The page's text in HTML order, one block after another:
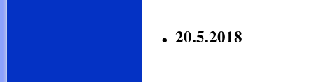
. 20.5.2018